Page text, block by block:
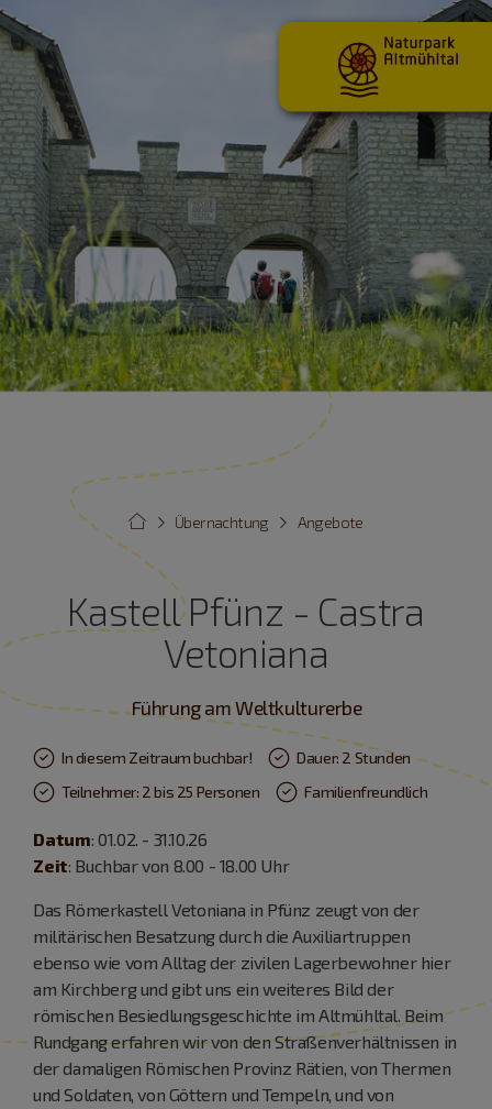
Angebote
Übernachtung
Kastell Pfünz - Castra
Vetoniana
Führung am Weltkulturerbe
In diesem Zeitraum buchbar!
Dauer: 2 Stunden
Teilnehmer: 2 bis 25 Personen
Familienfreundlich
Datum: 01.02. - 31.10.26
Zeit: Buchbar von 8.00 - 18.00 Uhr
Das Römerkastell Vetoniana in Pfünz zeugt von der
militärischen Besatzung durch die Auxiliartruppen
ebenso wie vom Alltag der zivilen Lagerbewohner hier
am Kirchberg und gibt uns ein weiteres Bild der
römischen Besiedlungsgeschichte im Altmühltal. Beim
Rundgang erfahren wir von den Straßenverhältnissen in
der damaligen Römischen Provinz Rätien, von Thermen
und Soldaten, von Göttern und Tempeln, und von